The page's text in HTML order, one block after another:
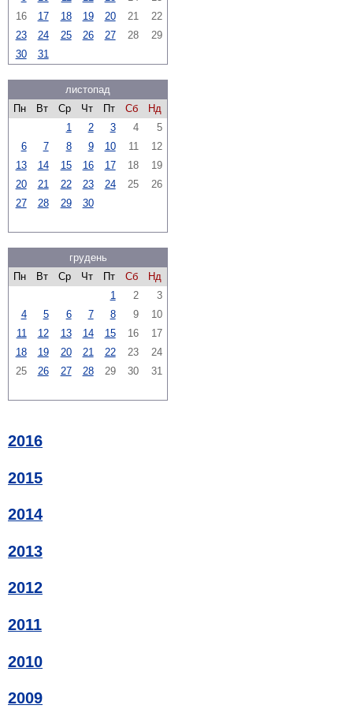
16
17 18 19 20 21
22
23
24 25 26 27 28
29
30
31
листопад
Пн
Вт Ср Чт Пт Сб
Нд
1
2 3 4
5
6
7 8 9 10 11
12
13
14 15 16 17 18
19
20
21 22 23 24 25
26
27
28 29 30
грудень
Пн
Вт Ср Чт Пт Сб
Нд
1
2
3
4
5 6 7 8 9
10
11
12 13 14 15 16
17
18
19 20 21 22 23
24
25
26 27 28 29 30 31
2016
2015
2014
2013
2012
2011
2010
2009